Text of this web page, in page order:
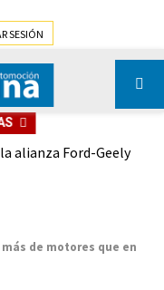
SESIÓN
alianza Ford-Geely
de motores que en